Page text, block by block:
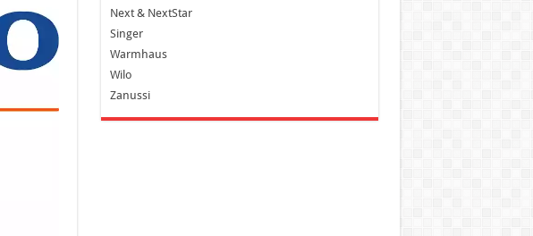
Next & NextStar
Singer
Warmhaus
Wilo
Zanussi